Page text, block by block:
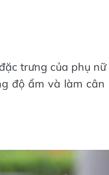
trưng của phụ
độ ẩm và làm